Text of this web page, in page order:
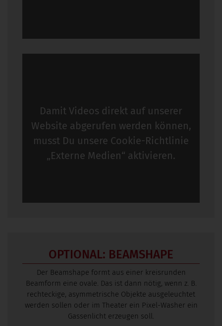
Damit Videos direkt auf unserer
Website abgerufen werden können,
musst Du unsere Cookie-Richtlinie
„Externe Medien“ aktivieren.
OPTIONAL: BEAMSHAPE
Der Beamshape formt aus einer kreisrunden
Beamform eine ovale. Das ist dann nötig, wenn z. B.
rechteckige, asymmetrische Objekte ausgeleuchtet
werden sollen oder im Theater ein Pixel-Washer ein
Gassenlicht erzeugen soll.